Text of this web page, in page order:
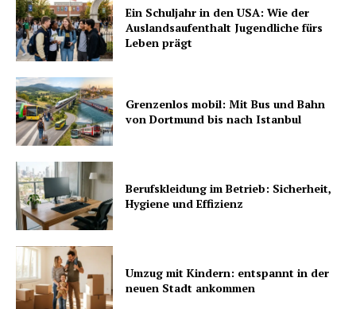
Ein Schuljahr in den USA: Wie der
Auslandsaufenthalt Jugendliche fürs
Leben prägt
Grenzenlos mobil: Mit Bus und Bahn
von Dortmund bis nach Istanbul
Berufskleidung im Betrieb: Sicherheit,
Hygiene und Effizienz
Umzug mit Kindern: entspannt in der
neuen Stadt ankommen